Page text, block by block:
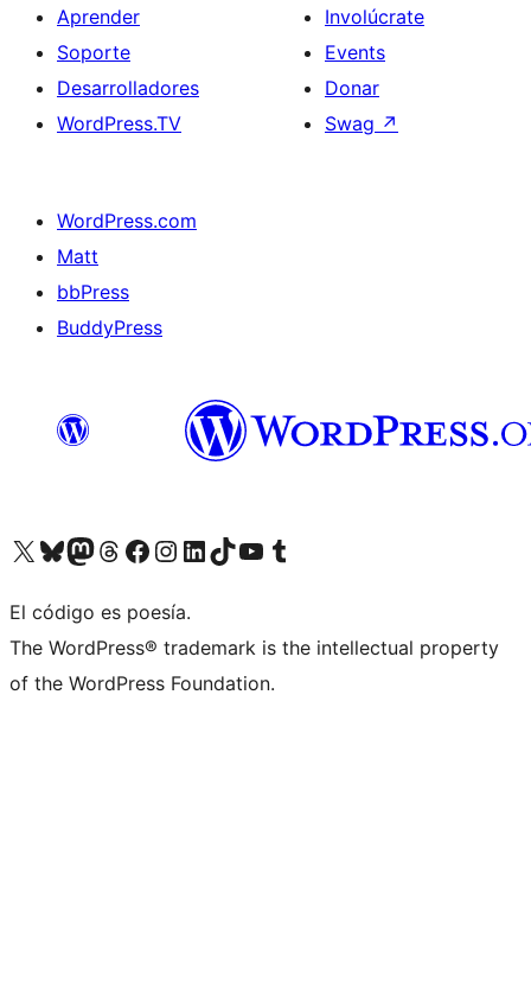
Aprender
Soporte
Desarrolladores
WordPress.TV
Involúcrate
Events
Donar
Swag ↗
WordPress.com
Matt
bbPress
BuddyPress
Visit our X (formerly Twitter) account
Visit our Bluesky account
Visita nuestra cuenta de Twitter
Visit our Threads account
Visita nuestra página de Facebook
Visite nuestra cuenta de Instagram
Visit our LinkedIn account
Visit our TikTok account
Visit our YouTube channel
Visit our Tumblr account
El código es poesía.
The WordPress® trademark is the intellectual property
of the WordPress Foundation.